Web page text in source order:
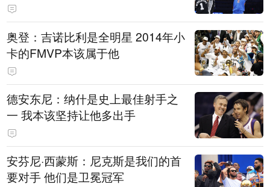
奥登：吉诺比利是全明星 2014年小
卡的FMVP本该属于他
德安东尼：纳什是史上最佳射手之
一 我本该坚持让他多出手
安芬尼·西蒙斯：尼克斯是我们的首
要对手 他们是卫冕冠军